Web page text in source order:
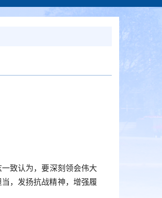
致认为，要深刻领会伟大
，发扬抗战精神，增强履